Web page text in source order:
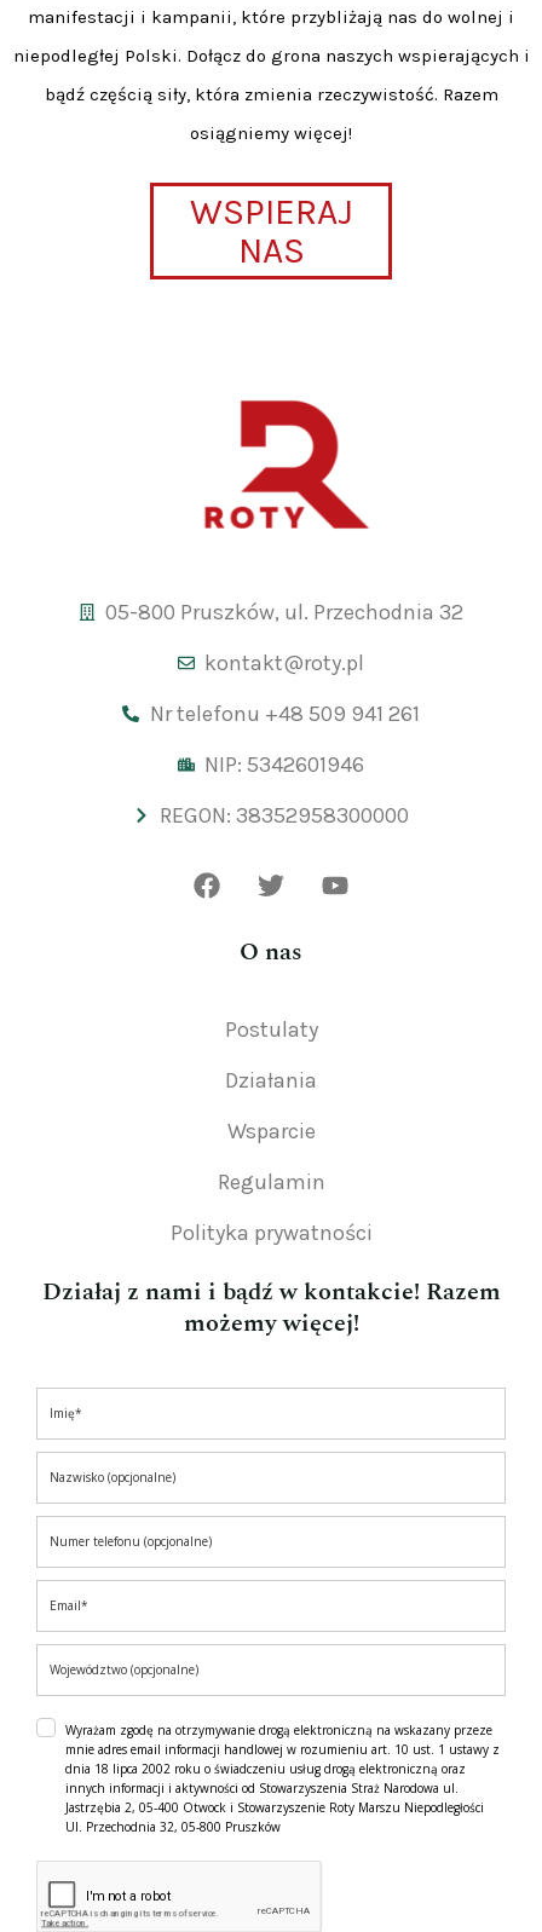
manifestacji i kampanii, które przybliżają nas do wolnej i
niepodległej Polski. Dołącz do grona naszych wspierających i
bądź częścią siły, która zmienia rzeczywistość. Razem
osiągniemy więcej!
WSPIERAJ
NAS
05-800 Pruszków, ul. Przechodnia 32
kontakt@roty.pl
Nr telefonu +48 509 941 261
NIP: 5342601946
REGON: 38352958300000
O nas
Postulaty
Działania
Wsparcie
Regulamin
Polityka prywatności
Działaj z nami i bądź w kontakcie! Razem
możemy więcej!
Wyrażam zgodę na otrzymywanie drogą elektroniczną na wskazany przeze
mnie adres email informacji handlowej w rozumieniu art. 10 ust. 1 ustawy z
dnia 18 lipca 2002 roku o świadczeniu usług drogą elektroniczną oraz
innych informacji i aktywności od Stowarzyszenia Straż Narodowa ul.
Jastrzębia 2, 05-400 Otwock i Stowarzyszenie Roty Marszu Niepodległości
Ul. Przechodnia 32, 05-800 Pruszków